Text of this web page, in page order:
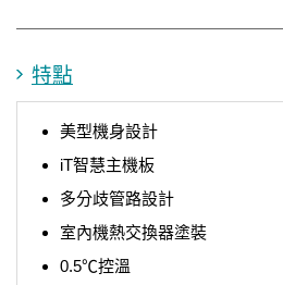
特點
美型機身設計
iT智慧主機板
多分歧管路設計
室內機熱交換器塗裝
0.5℃控溫